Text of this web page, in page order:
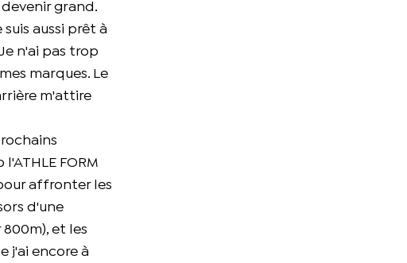
grand.
aussi prêt à
n'ai pas trop
marques. Le
m'attire
FORM
affronter les
d'une
et les
j'ai encore à